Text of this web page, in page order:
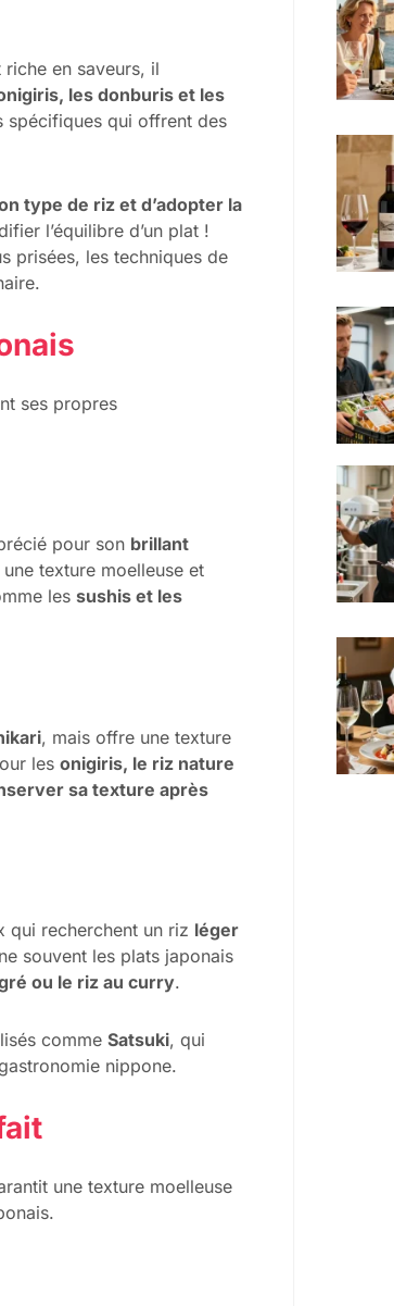
en saveurs, il
les donburis et les
spécifiques qui offrent des
type de riz et d’adopter la
l’équilibre d’un plat !
prisées, les techniques de
ses propres
pour son brillant
texture moelleuse et
les sushis et les
, mais offre une texture
les onigiris, le riz nature
sa texture après
qui recherchent un riz léger
souvent les plats japonais
ou le riz au curry.
comme Satsuki, qui
nippone.
une texture moelleuse